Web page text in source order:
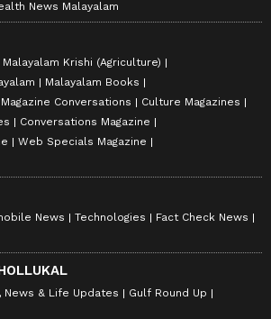
News Malayalam
Malayalam Krishi (Agriculture)
Malayalam Books
Magazine Conversations
Culture Magazines
Conversations Magazine
Web Specials Magazine
News Technologies
Fact Check News
News & Life Updates
Gulf Round Up